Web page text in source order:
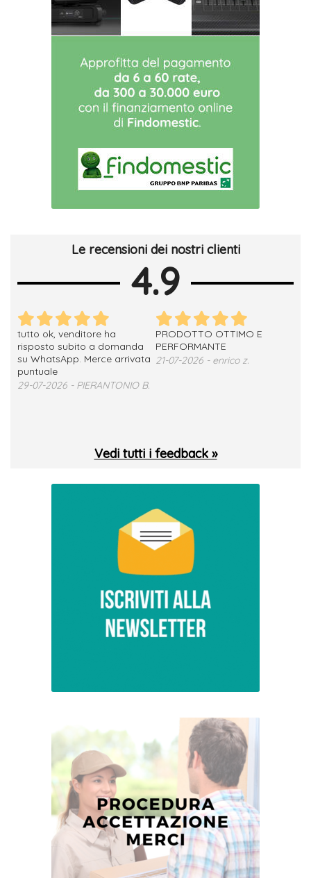
Le recensioni dei nostri clienti
4.9
tutto ok, venditore ha
risposto subito a domanda
su WhatsApp. Merce arrivata
puntuale
29-07-2026 - PIERANTONIO B.
PRODOTTO OTTIMO E
PERFORMANTE
21-07-2026 - enrico z.
Vedi tutti i feedback »